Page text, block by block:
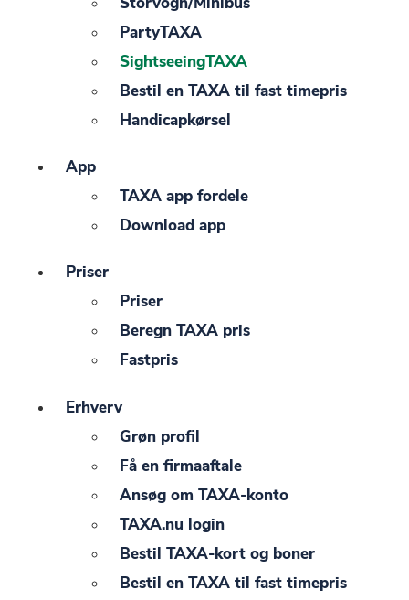
PartyTAXA
SightseeingTAXA
Bestil en TAXA til fast timepris
Handicapkørsel
App
TAXA app fordele
Download app
Priser
Priser
Beregn TAXA pris
Fastpris
Erhverv
Grøn profil
Få en firmaaftale
Ansøg om TAXA-konto
TAXA.nu login
Bestil TAXA-kort og boner
Bestil en TAXA til fast timepris